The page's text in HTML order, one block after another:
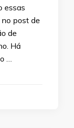
essas
post de
de
Há
…